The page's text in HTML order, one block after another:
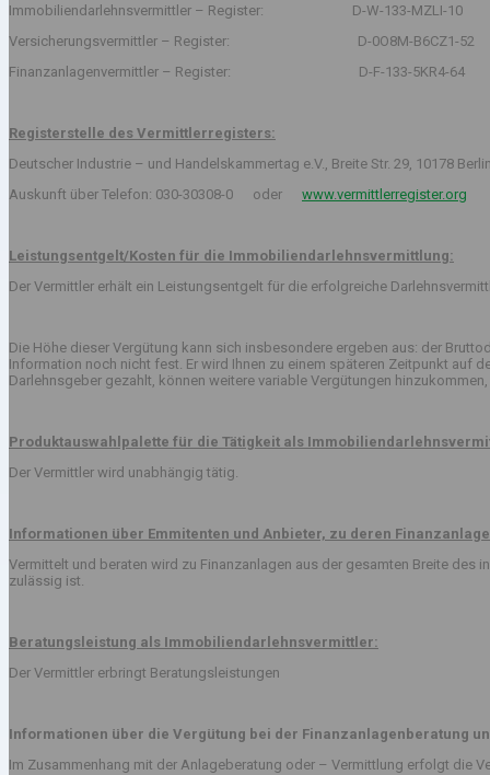
Immobiliendarlehnsvermittler – Register: D-W-133-MZLI-10
Versicherungsvermittler – Register: D-0O8M-B6CZ1-52
Finanzanlagenvermittler – Register: D-F-133-5KR4-64
Registerstelle des Vermittlerregisters:
Deutscher Industrie – und Handelskammertag e.V., Breite Str. 29, 10178
Auskunft über Telefon: 030-30308-0 oder www.vermittlerregister.org
Leistungsentgelt/Kosten für die Immobiliendarlehnsvermittlung:
Der Vermittler erhält ein Leistungsentgelt für die erfolgreiche
Die Höhe dieser Vergütung kann sich insbesondere ergeben aus: der
Information noch nicht fest. Er wird Ihnen zu einem späteren Zeitpunkt auf
Darlehnsgeber gezahlt, können weitere variable Vergütungen
Produktauswahlpalette für die Tätigkeit als
Der Vermittler wird unabhängig tätig.
Informationen über Emmitenten und Anbieter, zu deren
Vermittelt und beraten wird zu Finanzanlagen aus der gesamten Breite
zulässig ist.
Beratungsleistung als Immobiliendarlehnsvermittler:
Der Vermittler erbringt Beratungsleistungen
Informationen über die Vergütung bei der Finanzanlagenberatung
Im Zusammenhang mit der Anlageberatung oder – Vermittlung erfolgt die